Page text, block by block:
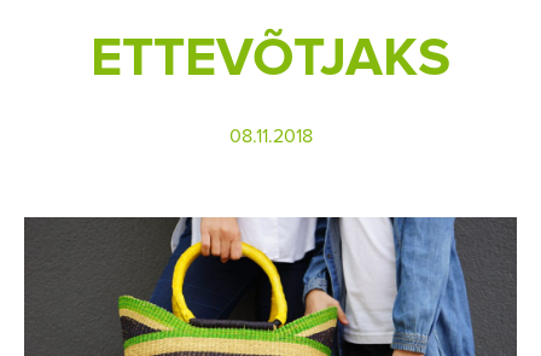
ETTEVÕTJAKS
08.11.2018